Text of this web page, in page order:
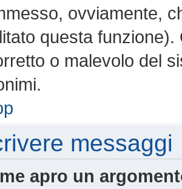
ovviamente,
questa
o malevolo del
messaggi
apro un